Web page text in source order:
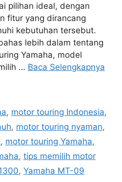
pilihan ideal, dengan
fitur yang dirancang
kebutuhan tersebut.
lebih dalam tentang
Yamaha, model
… Baca Selengkapnya
, motor touring Indonesia,
, motor touring nyaman,
, motor touring Yamaha,
, tips memilih motor
, Yamaha MT-09